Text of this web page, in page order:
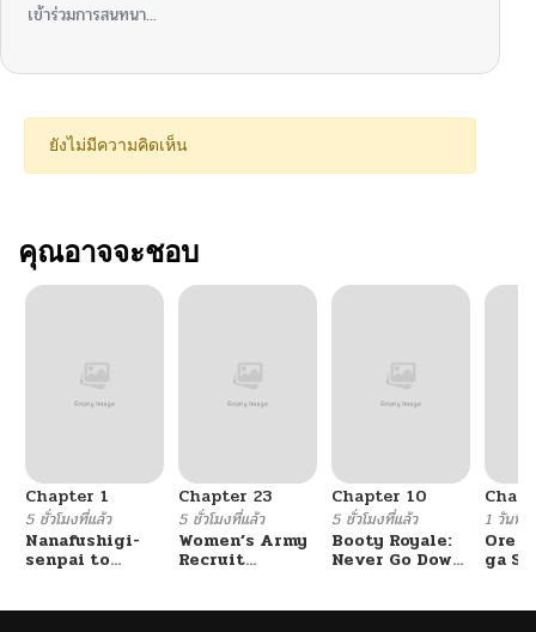
เข้าร่วมการสนทนา...
ยังไม่มีความคิดเห็น
คุณอาจจะชอบ
Chapter 1
5 ชั่วโมงที่แล้ว
Nanafushigi-
senpai to
Chapter 23
5 ชั่วโมงที่แล้ว
Women’s Army
Recruit
Chapter 10
5 ชั่วโมงที่แล้ว
Booty Royale:
Never Go Down
1 วันที่แ
Ore
ga
Tag